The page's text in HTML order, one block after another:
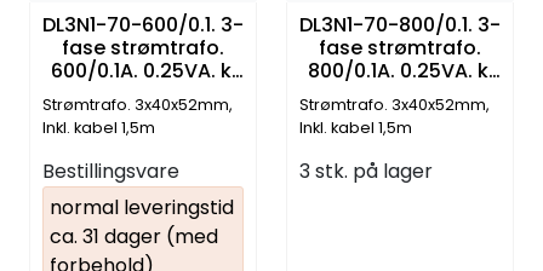
DL3N1-70-600/0.1. 3-
fase strømtrafo.
600/0.1A. 0.25VA. kl
0.5. RJ12 connection
Strømtrafo. 3x40x52mm,
Inkl. kabel 1,5m
Bestillingsvare
normal leveringstid
ca. 31 dager (med
forbehold)
DL3N1-70-800/0.1. 3-
fase strømtrafo.
800/0.1A. 0.25VA. kl
0.5. RJ12 connection
Strømtrafo. 3x40x52mm,
Inkl. kabel 1,5m
3 stk. på lager